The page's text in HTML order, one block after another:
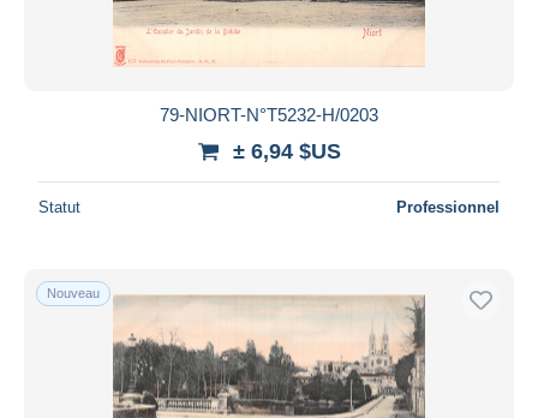
79-NIORT-N°T5232-H/0203
± 6,94 $US
Statut Professionnel
Nouveau